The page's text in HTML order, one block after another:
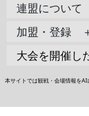
連盟につい
加盟・登録
大会を開催し
本サイトでは観戦・会場情報を